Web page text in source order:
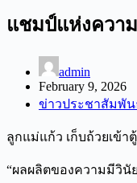
แชมป์แห่งควา
admin
February 9, 2026
ข่าวประชาสัมพัน
ลูกแม่แก้ว เก็บถ้วยเข้า
“ผลผลิตของความมีวินั